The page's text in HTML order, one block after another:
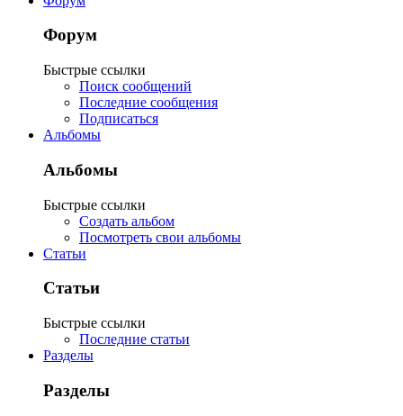
Форум
Быстрые ссылки
Поиск сообщений
Последние сообщения
Подписаться
Альбомы
Альбомы
Быстрые ссылки
Создать альбом
Посмотреть свои альбомы
Статьи
Статьи
Быстрые ссылки
Последние статьи
Разделы
Разделы